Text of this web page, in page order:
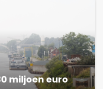
miljoen euro